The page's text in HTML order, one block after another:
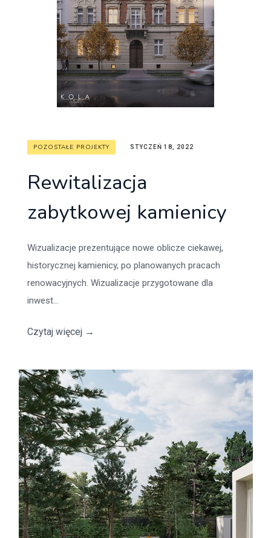
POZOSTAŁE PROJEKTY STYCZEŃ 18, 2022
Rewitalizacja
zabytkowej kamienicy
Wizualizacje prezentujące nowe oblicze ciekawej,
historycznej kamienicy, po planowanych pracach
renowacyjnych. Wizualizacje przygotowane dla
inwest...
Czytaj więcej →